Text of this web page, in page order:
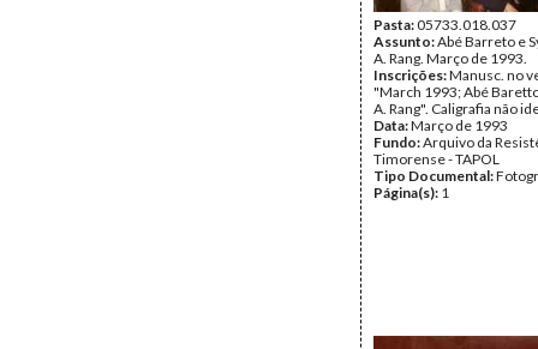
Pasta:05733.018.037
Assunto:Abé Barreto e
A. Rang. Março de 1993.
Inscrições:Manusc. no
"March 1993; Abé
A. Rang". Caligrafia não
Data:Março de 1993
Fundo:Arquivo da
Timorense - TAPOL
Tipo Documental:
Página(s): 1